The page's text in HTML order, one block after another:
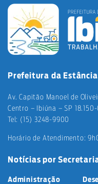
Prefeitura da
Av. Capitão Manoel de
Centro – Ibiúna – SP
Tel: (15) 3248-9900
Horário de Atendimento:
Notícias por
Administração